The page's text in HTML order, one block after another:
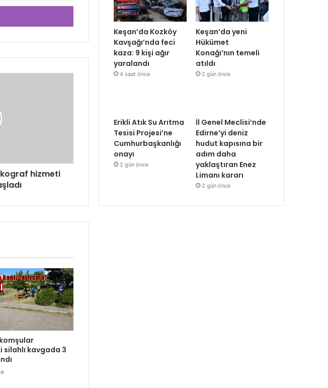
hizmeti
silahlı kavgada 3
Keşan’da Kozköy
Kavşağı’nda feci
kaza: 9 kişi ağır
yaralandı
4 saat önce
Keşan’da yeni
Hükümet
Konağı’nın temeli
atıldı
2 gün önce
Erikli Atık Su Arıtma
Tesisi Projesi’ne
Cumhurbaşkanlığı
onayı
2 gün önce
İl Genel Meclisi’nde
Edirne’yi deniz
hudut kapısına bir
adım daha
yaklaştıran Enez
Limanı kararı
2 gün önce